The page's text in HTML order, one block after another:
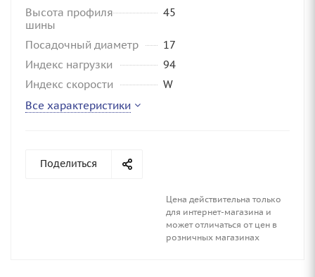
Высота профиля
шины
45
Посадочный диаметр
17
Индекс нагрузки
94
Индекс скорости
W
Все характеристики
Поделиться
Цена действительна только
для интернет-магазина и
может отличаться от цен в
розничных магазинах